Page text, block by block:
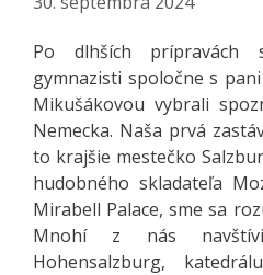
Po dlhších
gymnazisti spoločne s
Mikušákovou vybrali
Nemecka. Naša prvá
to krajšie mestečko
hudobného skladateľa
Mirabell Palace, sme sa
Mnohí z nás
Hohensalzburg,